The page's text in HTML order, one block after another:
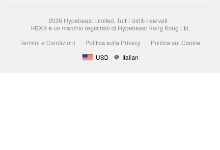
2026 Hypebeast Limited. Tutti i diritti riservati.
HBX® è un marchio registrato di Hypebeast Hong Kong Ltd.
Termini e Condizioni
Politica sulla Privacy
Politica sui Cookie
USD
Italian